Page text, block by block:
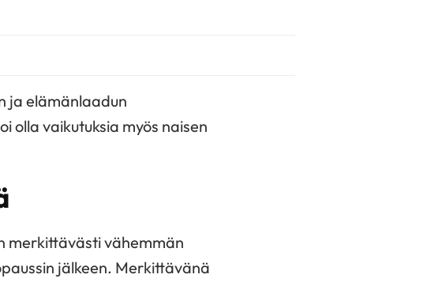
ja elämänlaadun
olla vaikutuksia myös naisen
merkittävästi vähemmän
jälkeen. Merkittävänä